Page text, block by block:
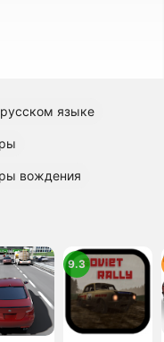
языке
вождения
9.3